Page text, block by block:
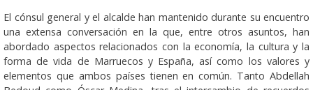
El cónsul general y el alcalde han mantenido durante su encuentro
una extensa conversación en la que, entre otros asuntos, han
abordado aspectos relacionados con la economía, la cultura y la
forma de vida de Marruecos y España, así como los valores y
elementos que ambos países tienen en común. Tanto Abdellah